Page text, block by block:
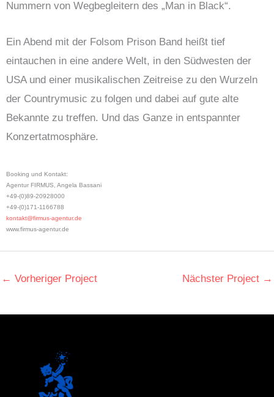
Nummern von Wegbegleitern des „Man in Black“.
Ein Abend mit der Folsom Prison Band heißt tief
eintauchen in eine andere Welt, in den Südwesten der
USA und einer musikalischen Zeitreise zu den Wurzeln
der Countrymusic zu folgen und dabei auf gute alte
Bekannte zu treffen. Und das Ganze in entspannter
Konzertatmosphäre.
Booking und Kontakt:
Agentur FIRMUS, Angela Bassani
+49-(0)89-20928000
+49-(0)171-1166788
kontakt@firmus-agentur.de
www.firmus-agentur.de
← Vorheriger Project Nächster Project →